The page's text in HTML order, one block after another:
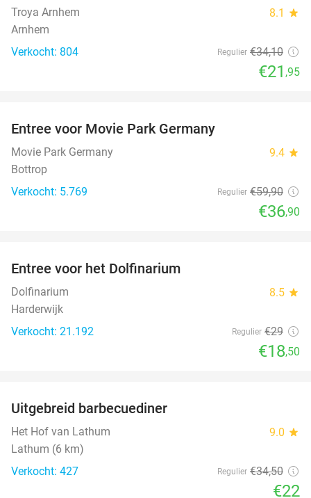
Troya Arnhem 8.1 star
Arnhem
Verkocht: 804
Regulier €34,10
€21 ,95
Entree voor Movie Park Germany
Movie Park Germany 9.4 star
Bottrop
Verkocht: 5.769
Regulier €59,90
€36,90
Entree voor het Dolfinarium
Dolfinarium 8.5 star
Harderwijk
Verkocht: 21.192
Regulier €29
€18,50
Uitgebreid barbecuediner
Het Hof van Lathum 9.0 star
Lathum (6 km)
Verkocht: 427
Regulier €34,50
€22